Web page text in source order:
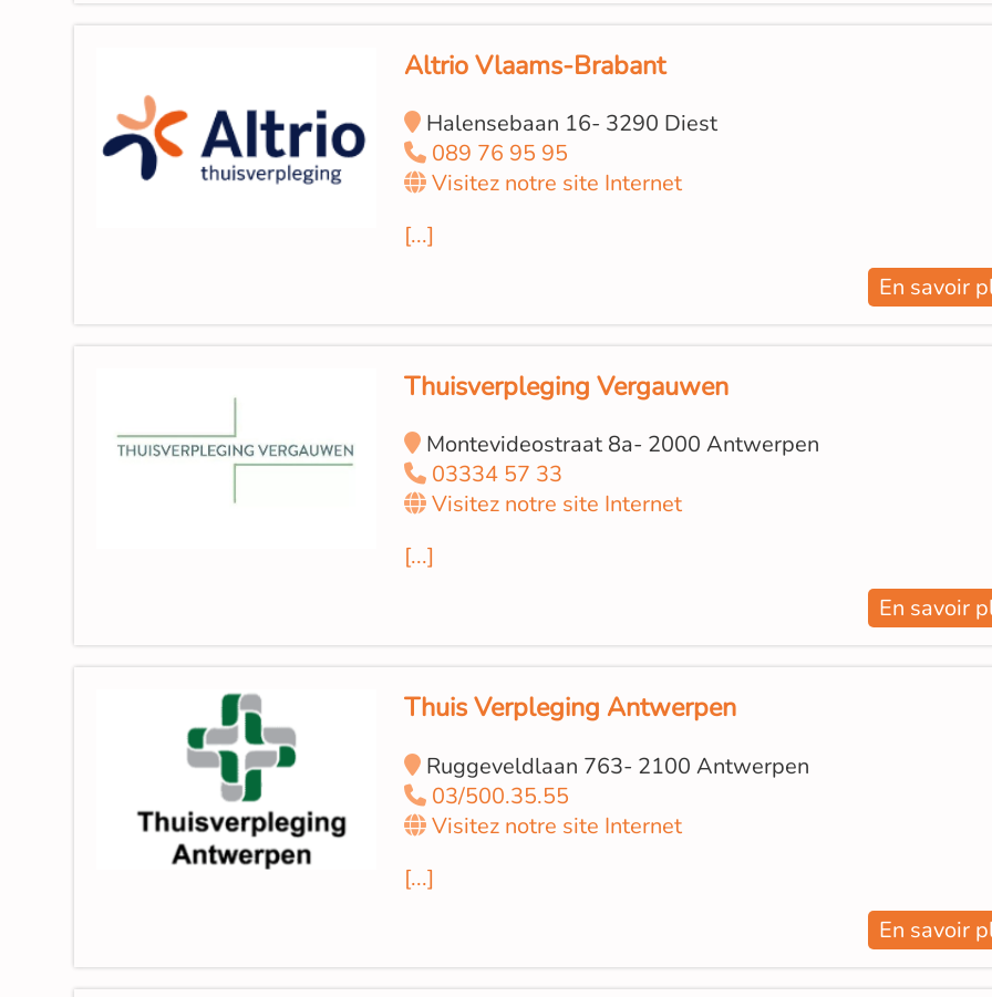
Altrio Vlaams-Brabant
Halensebaan 16- 3290 Diest
089 76 95 95
Visitez notre site Internet
[...]
En savoir
Thuisverpleging Vergauwen
Montevideostraat 8a- 2000 Antwerpen
03334 57 33
Visitez notre site Internet
[...]
En savoir
Thuis Verpleging Antwerpen
Ruggeveldlaan 763- 2100 Antwerpen
03/500.35.55
Visitez notre site Internet
[...]
En savoir